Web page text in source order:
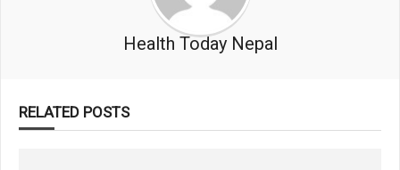
Health Today Nepal
RELATED POSTS